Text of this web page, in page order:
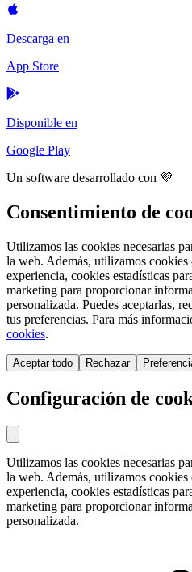
Descarga en
App Store
Disponible en
Google Play
Un software desarrollado con 💜
Consentimiento de
Utilizamos las cookies necesarias
la web. Además, utilizamos
experiencia, cookies estadísticas
marketing para proporcionar
personalizada. Puedes aceptarlas,
tus preferencias. Para más
cookies.
Aceptar todo Rechazar
Configuración de
Utilizamos las cookies necesarias
la web. Además, utilizamos
experiencia, cookies estadísticas
marketing para proporcionar
personalizada.